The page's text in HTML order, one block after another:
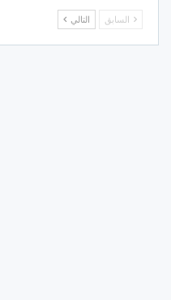
السابق التالي